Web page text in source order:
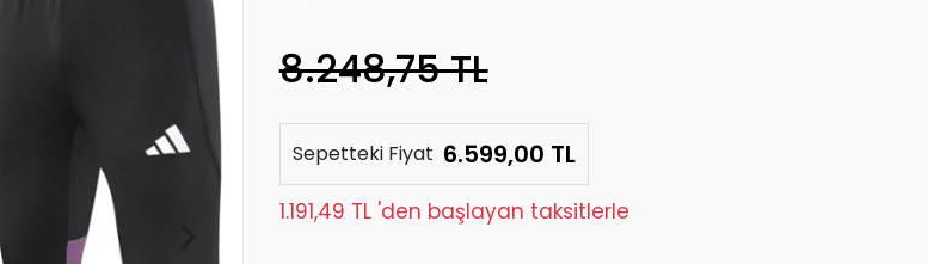
8.248,75 TL
Sepetteki Fiyat 6.599,00 TL
1.191,49 TL 'den başlayan taksitlerle